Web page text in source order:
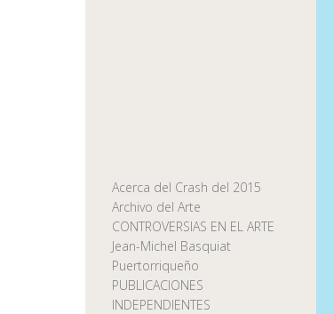
Acerca del Crash del 2015
Archivo del Arte
CONTROVERSIAS EN EL ARTE
Jean-Michel Basquiat
Puertorriqueño
PUBLICACIONES
INDEPENDIENTES